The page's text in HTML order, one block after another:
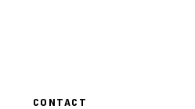
CONTACT